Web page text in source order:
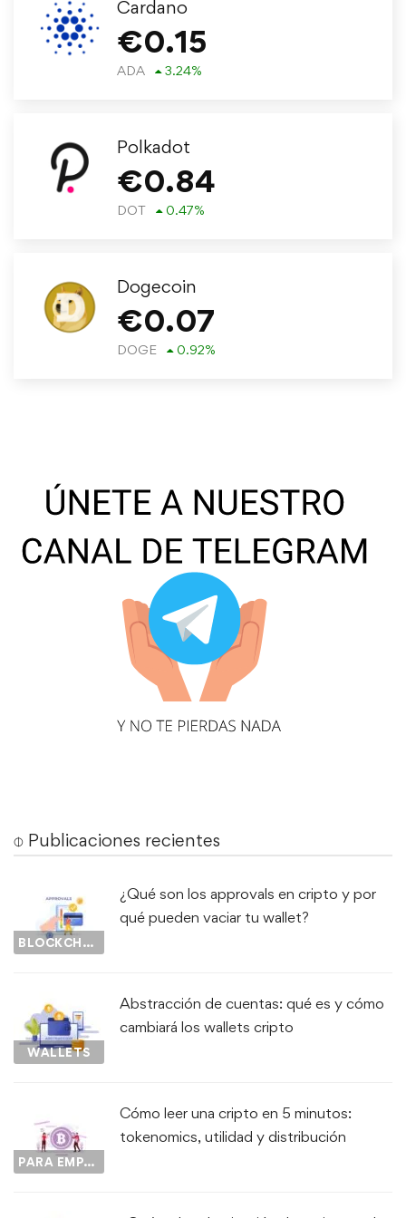
Cardano
€0.15
ADA 3.24%
Polkadot
€0.84
DOT 0.47%
Dogecoin
€0.07
DOGE 0.92%
⌽ Publicaciones recientes
BLOCKCHAIN
¿Qué son los approvals en cripto y por
qué pueden vaciar tu wallet?
WALLETS
Abstracción de cuentas: qué es y cómo
cambiará los wallets cripto
PARA EMPEZAR...
Cómo leer una cripto en 5 minutos:
tokenomics, utilidad y distribución